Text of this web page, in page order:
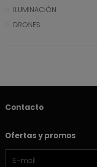
ILUMINACIÓN
DRONES
Contacto
Ofertas y promos